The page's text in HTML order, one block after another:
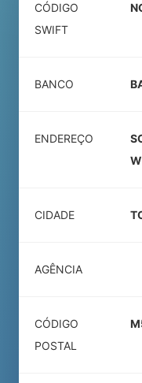
CÓDIGO
SWIFT
BANCO
ENDEREÇO
CIDADE
AGÊNCIA
CÓDIGO
POSTAL